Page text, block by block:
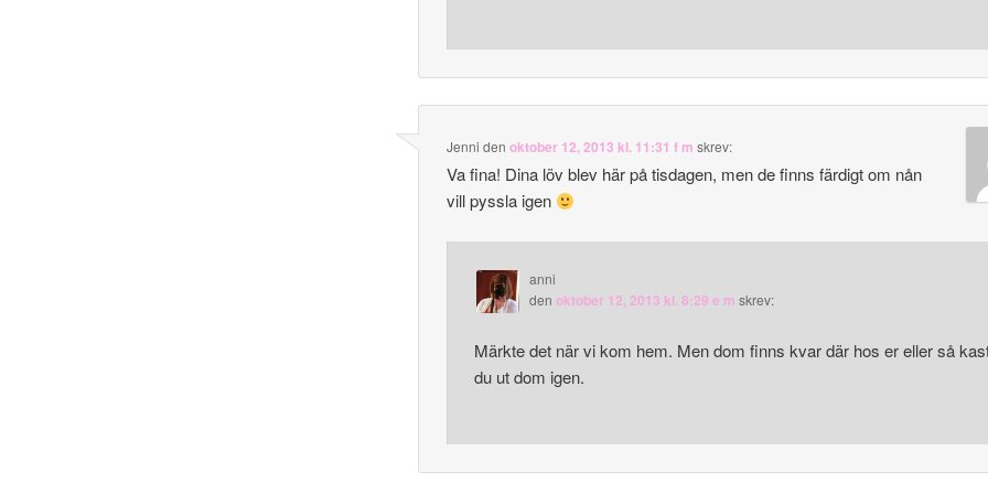
Jenni den oktober 12, 2013 kl. 11:31 f m skrev:
Va fina! Dina löv blev här på tisdagen, men de finns färdigt om nån
vill pyssla igen
anni
denoktober 12, 2013 kl. 8:29 e m skrev:
Märkte det när vi kom hem. Men dom finns kvar där hos er eller så
du ut dom igen.